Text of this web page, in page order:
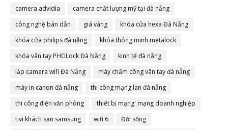
camera advidia
camera chất lượng mỹ tại đà nẵng
công nghệ bán dẫn
giá vàng
khóa cửa hexa Đà Nẵng
khóa cửa philips đà nẵng
khóa thông minh metalock
khóa vân tay PHGLock Đà Nẵng
kinh tế đà nẵng
lắp camera wifi Đà Nẵng
máy chấm công vân tay đà nẵng
máy in canon đà nẵng
thi công mạng lan đà nẵng
thi công điện văn phòng
thiết bị mạng' mạng doanh nghiệp
tivi khách sạn samsung
wifi 6
Đời sống